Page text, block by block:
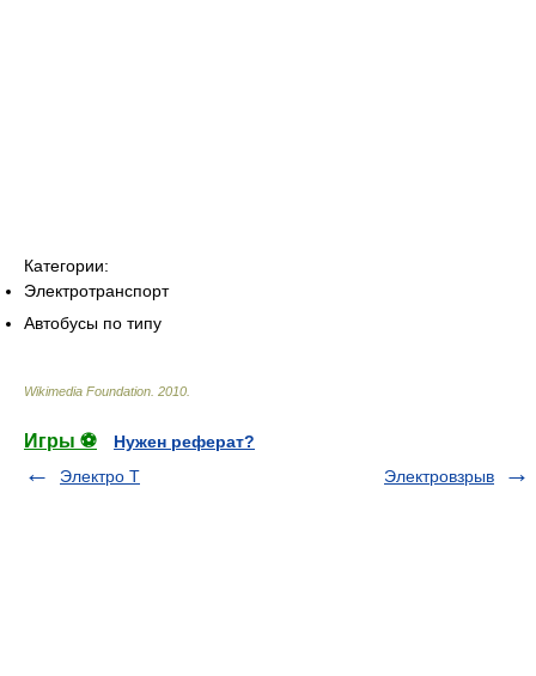
Категории:
Электротранспорт
Автобусы по типу
Wikimedia Foundation 2010
Игры ⚽
Нужен реферат?
Электро Т
Электровзрыв